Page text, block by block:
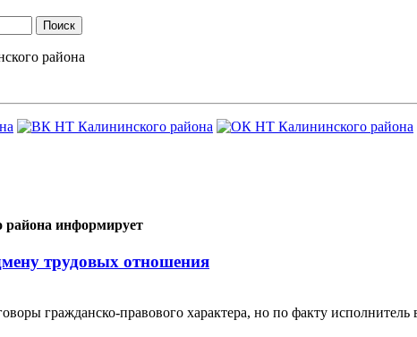
района информирует
трудовых отношения
гражданско-правового характера, но по факту